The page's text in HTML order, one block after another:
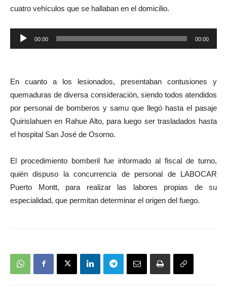
cuatro vehículos que se hallaban en el domicilio.
Reproductor
de
00:00 00:00
En cuanto a los lesionados, presentaban contusiones y
quemaduras de diversa consideración, siendo todos atendidos
por personal de bomberos y samu que llegó hasta el pasaje
Quirislahuen en Rahue Alto, para luego ser trasladados hasta
el hospital San José de Osorno.
El procedimiento bomberil fue informado al fiscal de turno,
quién dispuso la concurrencia de personal de LABOCAR
Puerto Montt, para realizar las labores propias de su
especialidad, que permitan determinar el origen del fuego.